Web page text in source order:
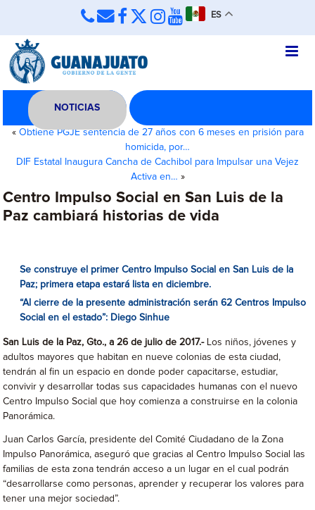
ES
NOTICIAS
« Obtiene PGJE sentencia de 27 años con 6 meses en prisión para
homicida, por…
DIF Estatal Inaugura Cancha de Cachibol para Impulsar una Vejez
Activa en… »
Centro Impulso Social en San Luis de la
Paz cambiará historias de vida
Se construye el primer Centro Impulso Social en San Luis de la
Paz; primera etapa estará lista en diciembre.
“Al cierre de la presente administración serán 62 Centros Impulso
Social en el estado”: Diego Sinhue
San Luis de la Paz, Gto., a 26 de julio de 2017.- Los niños, jóvenes y
adultos mayores que habitan en nueve colonias de esta ciudad,
tendrán al fin un espacio en donde poder capacitarse, estudiar,
convivir y desarrollar todas sus capacidades humanas con el nuevo
Centro Impulso Social que hoy comienza a construirse en la colonia
Panorámica.
Juan Carlos García, presidente del Comité Ciudadano de la Zona
Impulso Panorámica, aseguró que gracias al Centro Impulso Social las
familias de esta zona tendrán acceso a un lugar en el cual podrán
“desarrollarse como personas, aprender y recuperar los valores para
tener una mejor sociedad”.